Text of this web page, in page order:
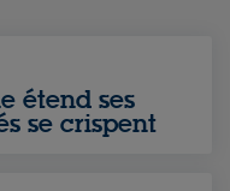
étend ses
se crispent